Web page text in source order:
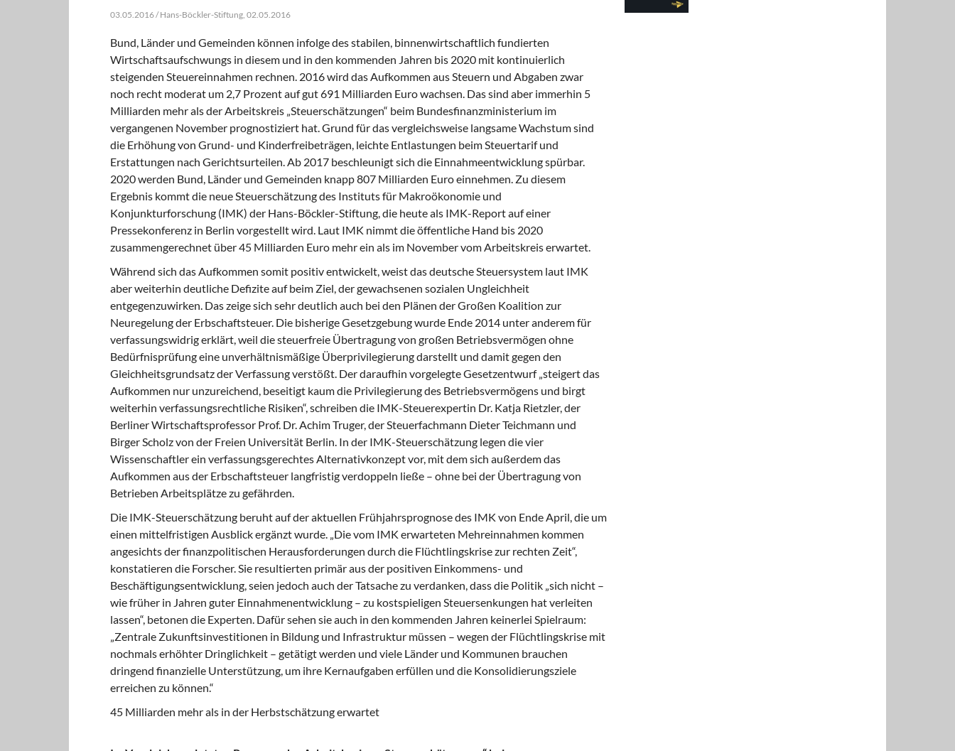
03.05.2016 / Hans-Böckler-Stiftung, 02.05.2016
Bund, Länder und Gemeinden können infolge des stabilen, binnenwirtschaftlich fundierten
Wirtschaftsaufschwungs in diesem und in den kommenden Jahren bis 2020 mit kontinuierlich
steigenden Steuereinnahmen rechnen. 2016 wird das Aufkommen aus Steuern und Abgaben zwar
noch recht moderat um 2,7 Prozent auf gut 691 Milliarden Euro wachsen. Das sind aber immerhin 5
Milliarden mehr als der Arbeitskreis „Steuerschätzungen“ beim Bundesfinanzministerium im
vergangenen November prognostiziert hat. Grund für das vergleichsweise langsame Wachstum sind
die Erhöhung von Grund- und Kinderfreibeträgen, leichte Entlastungen beim Steuertarif und
Erstattungen nach Gerichtsurteilen. Ab 2017 beschleunigt sich die Einnahmeentwicklung spürbar.
2020 werden Bund, Länder und Gemeinden knapp 807 Milliarden Euro einnehmen. Zu diesem
Ergebnis kommt die neue Steuerschätzung des Instituts für Makroökonomie und
Konjunkturforschung (IMK) der Hans-Böckler-Stiftung, die heute als IMK-Report auf einer
Pressekonferenz in Berlin vorgestellt wird. Laut IMK nimmt die öffentliche Hand bis 2020
zusammengerechnet über 45 Milliarden Euro mehr ein als im November vom Arbeitskreis erwartet.
Während sich das Aufkommen somit positiv entwickelt, weist das deutsche Steuersystem laut IMK
aber weiterhin deutliche Defizite auf beim Ziel, der gewachsenen sozialen Ungleichheit
entgegenzuwirken. Das zeige sich sehr deutlich auch bei den Plänen der Großen Koalition zur
Neuregelung der Erbschaftsteuer. Die bisherige Gesetzgebung wurde Ende 2014 unter anderem für
verfassungswidrig erklärt, weil die steuerfreie Übertragung von großen Betriebsvermögen ohne
Bedürfnisprüfung eine unverhältnismäßige Überprivilegierung darstellt und damit gegen den
Gleichheitsgrundsatz der Verfassung verstößt. Der daraufhin vorgelegte Gesetzentwurf „steigert das
Aufkommen nur unzureichend, beseitigt kaum die Privilegierung des Betriebsvermögens und birgt
weiterhin verfassungsrechtliche Risiken“, schreiben die IMK-Steuerexpertin Dr. Katja Rietzler, der
Berliner Wirtschaftsprofessor Prof. Dr. Achim Truger, der Steuerfachmann Dieter Teichmann und
Birger Scholz von der Freien Universität Berlin. In der IMK-Steuerschätzung legen die vier
Wissenschaftler ein verfassungsgerechtes Alternativkonzept vor, mit dem sich außerdem das
Aufkommen aus der Erbschaftsteuer langfristig verdoppeln ließe – ohne bei der Übertragung von
Betrieben Arbeitsplätze zu gefährden.
Die IMK-Steuerschätzung beruht auf der aktuellen Frühjahrsprognose des IMK von Ende April, die um
einen mittelfristigen Ausblick ergänzt wurde. „Die vom IMK erwarteten Mehreinnahmen kommen
angesichts der finanzpolitischen Herausforderungen durch die Flüchtlingskrise zur rechten Zeit“,
konstatieren die Forscher. Sie resultierten primär aus der positiven Einkommens- und
Beschäftigungsentwicklung, seien jedoch auch der Tatsache zu verdanken, dass die Politik „sich nicht –
wie früher in Jahren guter Einnahmenentwicklung – zu kostspieligen Steuersenkungen hat verleiten
lassen“, betonen die Experten. Dafür sehen sie auch in den kommenden Jahren keinerlei Spielraum:
„Zentrale Zukunftsinvestitionen in Bildung und Infrastruktur müssen – wegen der Flüchtlingskrise mit
nochmals erhöhter Dringlichkeit – getätigt werden und viele Länder und Kommunen brauchen
dringend finanzielle Unterstützung, um ihre Kernaufgaben erfüllen und die Konsolidierungsziele
erreichen zu können.“
45 Milliarden mehr als in der Herbstschätzung erwartet